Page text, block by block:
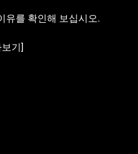
유를 확인해 보십시오.
기]